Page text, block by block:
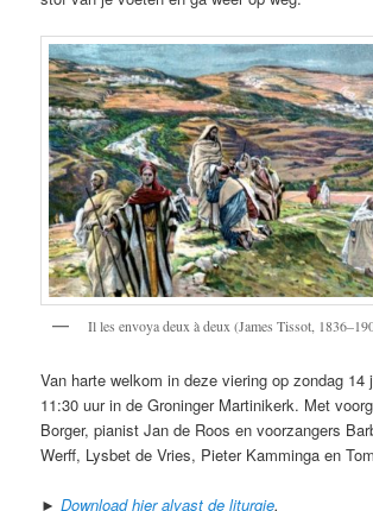
Il les envoya deux à deux (James Tissot,
Van harte welkom in deze viering op zondag 14
11:30 uur in de Groninger Martinikerk. Met
Borger, pianist Jan de Roos en voorzangers
Werff, Lysbet de Vries, Pieter Kamminga en
►Download hier alvast de liturgie.